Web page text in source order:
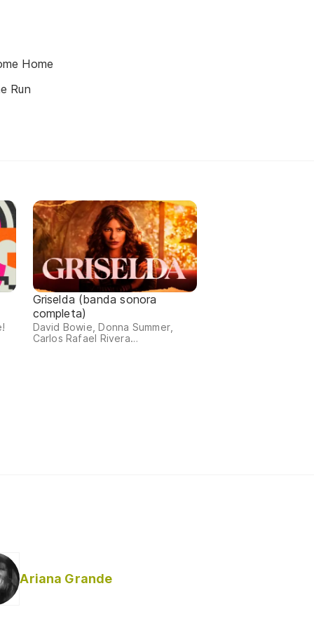
Home
Run
Griselda (banda sonora
completa)
David Bowie, Donna Summer,
Carlos Rafael Rivera…
Ariana Grande